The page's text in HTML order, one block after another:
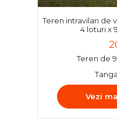
Teren intravilan de
4 loturi x
Teren de
Vezi